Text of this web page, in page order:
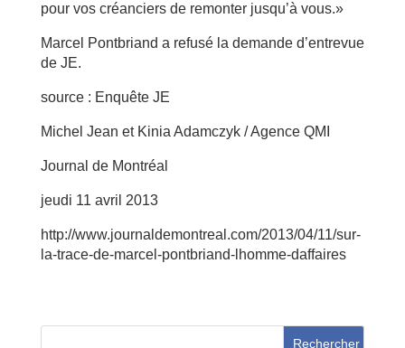
pour vos créanciers de remonter jusqu’à vous.»
Marcel Pontbriand a refusé la demande d’entrevue
de JE.
source : Enquête JE
Michel Jean et Kinia Adamczyk / Agence QMI
Journal de Montréal
jeudi 11 avril 2013
http://www.journaldemontreal.com/2013/04/11/sur-
la-trace-de-marcel-pontbriand-lhomme-daffaires